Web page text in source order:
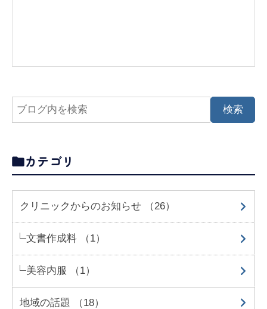
カテゴリ
クリニックからのお知らせ （26）
文書作成料 （1）
美容内服 （1）
地域の話題 （18）